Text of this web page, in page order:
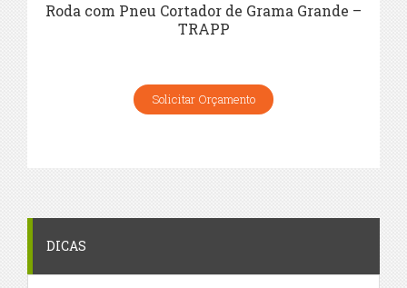
Roda com Pneu Cortador de Grama Grande –
TRAPP
Solicitar Orçamento
DICAS